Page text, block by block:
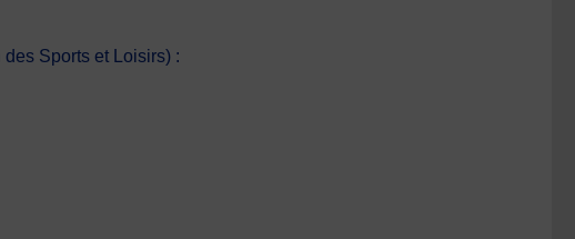
Sports et Loisirs) :